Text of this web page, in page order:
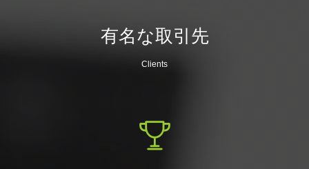
有名な取引先
Clients